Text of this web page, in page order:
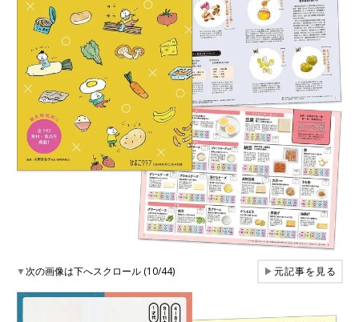
▼次の画像は下へスクロール (10/44) ▶元記事を見る